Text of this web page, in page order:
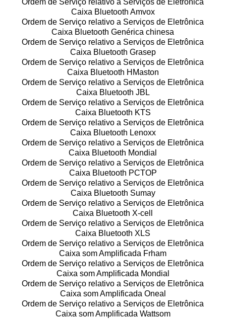
Ordem de Serviço relativo a Serviços de Eletrônica
Caixa Bluetooth Amvox
Ordem de Serviço relativo a Serviços de Eletrônica
Caixa Bluetooth Genérica chinesa
Ordem de Serviço relativo a Serviços de Eletrônica
Caixa Bluetooth Grasep
Ordem de Serviço relativo a Serviços de Eletrônica
Caixa Bluetooth HMaston
Ordem de Serviço relativo a Serviços de Eletrônica
Caixa Bluetooth JBL
Ordem de Serviço relativo a Serviços de Eletrônica
Caixa Bluetooth KTS
Ordem de Serviço relativo a Serviços de Eletrônica
Caixa Bluetooth Lenoxx
Ordem de Serviço relativo a Serviços de Eletrônica
Caixa Bluetooth Mondial
Ordem de Serviço relativo a Serviços de Eletrônica
Caixa Bluetooth PCTOP
Ordem de Serviço relativo a Serviços de Eletrônica
Caixa Bluetooth Sumay
Ordem de Serviço relativo a Serviços de Eletrônica
Caixa Bluetooth X-cell
Ordem de Serviço relativo a Serviços de Eletrônica
Caixa Bluetooth XLS
Ordem de Serviço relativo a Serviços de Eletrônica
Caixa som Amplificada Frham
Ordem de Serviço relativo a Serviços de Eletrônica
Caixa som Amplificada Mondial
Ordem de Serviço relativo a Serviços de Eletrônica
Caixa som Amplificada Oneal
Ordem de Serviço relativo a Serviços de Eletrônica
Caixa som Amplificada Wattsom